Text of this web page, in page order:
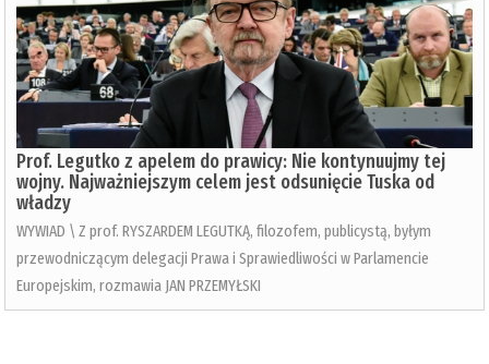
Prof. Legutko z apelem do prawicy: Nie kontynuujmy tej
wojny. Najważniejszym celem jest odsunięcie Tuska od
władzy
WYWIAD \ Z prof. RYSZARDEM LEGUTKĄ, filozofem, publicystą, byłym
przewodniczącym delegacji Prawa i Sprawiedliwości w Parlamencie
Europejskim, rozmawia JAN PRZEMYŁSKI